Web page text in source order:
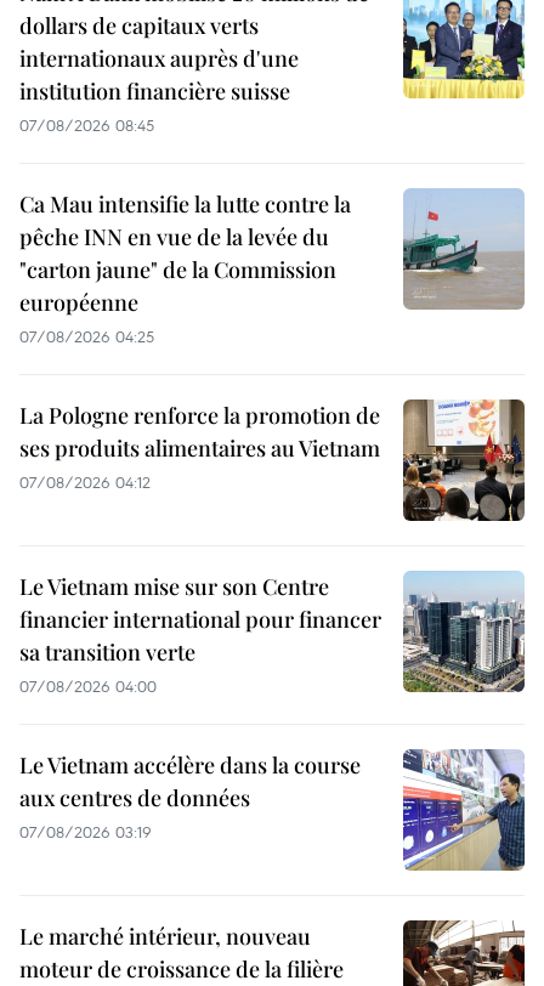
dollars de capitaux verts
internationaux auprès d'une
institution financière suisse
07/08/2026 08:45
Ca Mau intensifie la lutte contre la
pêche INN en vue de la levée du
"carton jaune" de la Commission
européenne
07/08/2026 04:25
La Pologne renforce la promotion de
ses produits alimentaires au Vietnam
07/08/2026 04:12
Le Vietnam mise sur son Centre
financier international pour financer
sa transition verte
07/08/2026 04:00
Le Vietnam accélère dans la course
aux centres de données
07/08/2026 03:19
Le marché intérieur, nouveau
moteur de croissance de la filière